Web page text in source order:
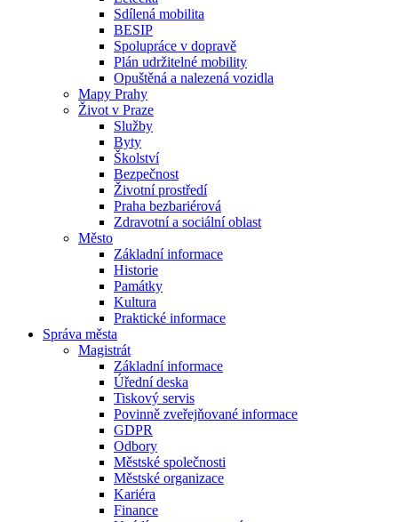
Sdílená mobilita
BESIP
Spolupráce v dopravě
Plán udržitelné mobility
Opuštěná a nalezená vozidla
Mapy Prahy
Život v Praze
Služby
Byty
Školství
Bezpečnost
Životní prostředí
Praha bezbariérová
Zdravotní a sociální oblast
Město
Základní informace
Historie
Památky
Kultura
Praktické informace
Správa města
Magistrát
Základní informace
Úřední deska
Tiskový servis
Povinně zveřejňované informace
GDPR
Odbory
Městské společnosti
Městské organizace
Kariéra
Finance